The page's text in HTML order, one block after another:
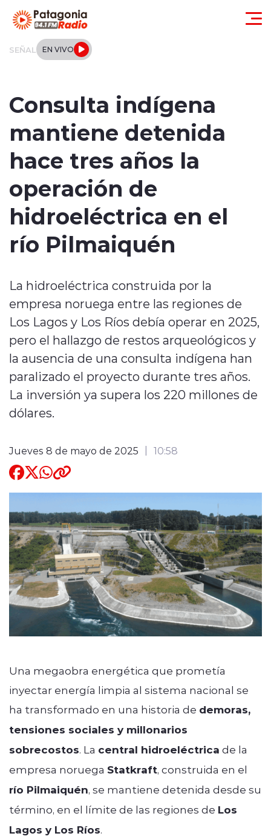
SEÑAL EN VIVO
Tendencias
Internacional
Deportes
Quienes Somos
modo claro
Consulta indígena
mantiene detenida
hace tres años la
operación de
hidroeléctrica en el
río Pilmaiquén
La hidroeléctrica construida por la
empresa noruega entre las regiones de
Los Lagos y Los Ríos debía operar en 2025,
pero el hallazgo de restos arqueológicos y
la ausencia de una consulta indígena han
paralizado el proyecto durante tres años.
La inversión ya supera los 220 millones de
dólares.
Jueves 8 de mayo de 2025 10:58
Una megaobra energética que prometía
inyectar energía limpia al sistema nacional se
ha transformado en una historia de demoras,
tensiones sociales y millonarios
sobrecostos. La central hidroeléctrica de la
empresa noruega Statkraft, construida en el
río Pilmaiquén, se mantiene detenida desde su
término, en el límite de las regiones de Los
Lagos y Los Ríos.